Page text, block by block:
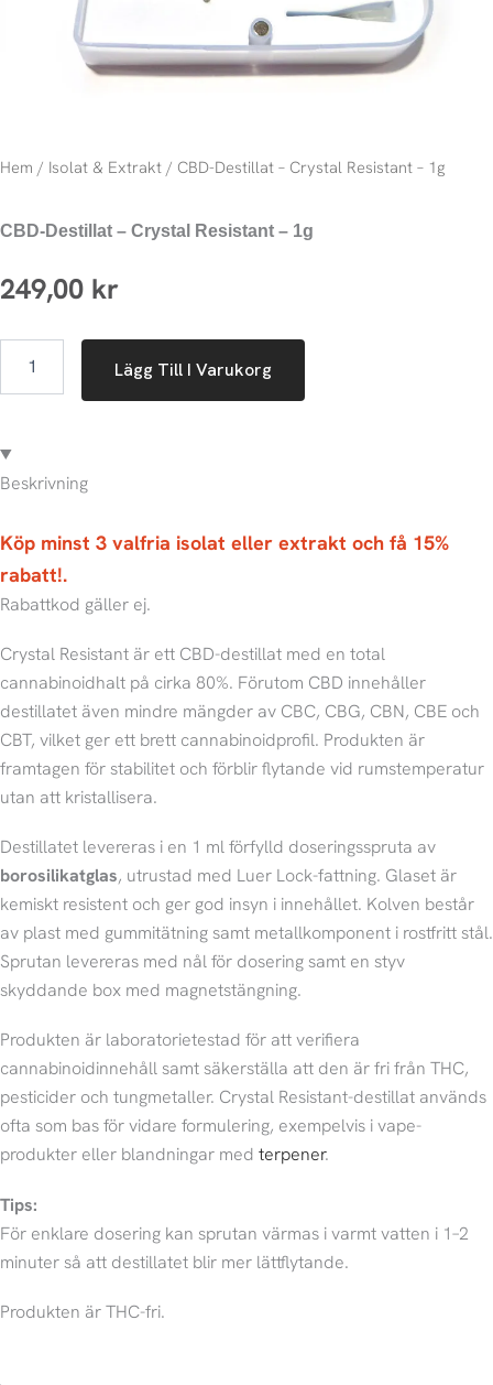
Hem / Isolat & Extrakt / CBD-Destillat – Crystal Resistant – 1g
CBD-Destillat – Crystal Resistant – 1g
249,00 kr
Destillat
-
-
1g
Lägg Till I Varukorg
Beskrivning
Köp minst 3 valfria isolat eller extrakt och få 15%
rabatt!.
Rabattkod gäller ej.
Crystal Resistant är ett CBD-destillat med en total
cannabinoidhalt på cirka 80%. Förutom CBD innehåller
destillatet även mindre mängder av CBC, CBG, CBN, CBE och
CBT, vilket ger ett brett cannabinoidprofil. Produkten är
framtagen för stabilitet och förblir flytande vid rumstemperatur
utan att kristallisera.
Destillatet levereras i en 1 ml förfylld doseringsspruta av
borosilikatglas, utrustad med Luer Lock-fattning. Glaset är
kemiskt resistent och ger god insyn i innehållet. Kolven består
av plast med gummitätning samt metallkomponent i rostfritt stål.
Sprutan levereras med nål för dosering samt en styv
skyddande box med magnetstängning.
Produkten är laboratorietestad för att verifiera
cannabinoidinnehåll samt säkerställa att den är fri från THC,
pesticider och tungmetaller. Crystal Resistant-destillat används
ofta som bas för vidare formulering, exempelvis i vape-
produkter eller blandningar med terpener.
Tips:
För enklare dosering kan sprutan värmas i varmt vatten i 1–2
minuter så att destillatet blir mer lättflytande.
Produkten är THC-fri.